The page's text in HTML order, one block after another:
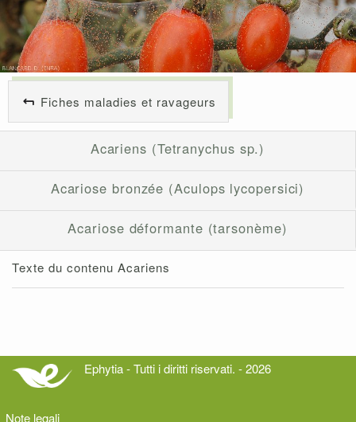
Fiches maladies et ravageurs
Acariens (Tetranychus sp.)
Acariose bronzée (Aculops lycopersici)
Acariose déformante (tarsonème)
Texte du contenu Acariens
Ephytia - Tutti i diritti riservati. - 2026
Note legali